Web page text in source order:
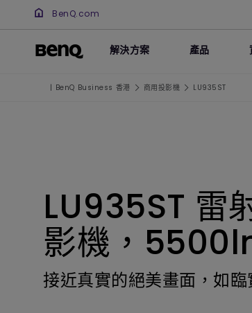
BenQ.com
解決方案 產品
| BenQ Business 香港 商用投影機 LU935ST
LU935ST 雷
影機，
接近真實的絕美畫面，如